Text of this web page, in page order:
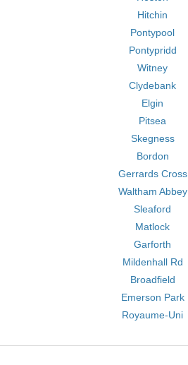
Hitchin
Pontypool
Pontypridd
Witney
Clydebank
Elgin
Pitsea
Skegness
Bordon
Gerrards Cross
Waltham Abbey
Sleaford
Matlock
Garforth
Mildenhall Rd
Broadfield
Emerson Park
Royaume-Uni